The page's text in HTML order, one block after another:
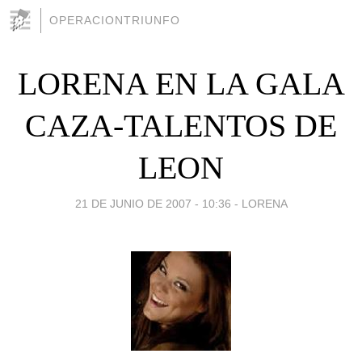
OPERACIONTRIUNFO
LORENA EN LA GALA
CAZA-TALENTOS DE
LEON
21 DE JUNIO DE 2007 - 10:36 - LORENA